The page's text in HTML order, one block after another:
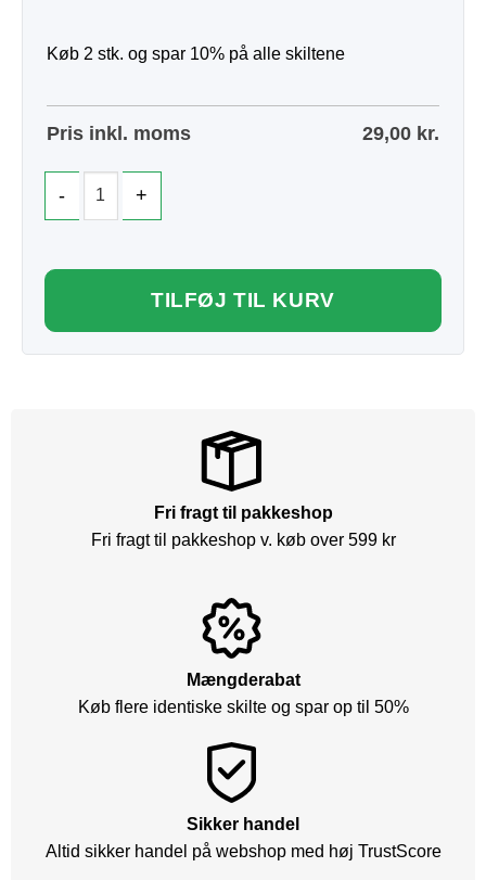
Køb 2 stk. og spar 10% på alle skiltene
Pris inkl. moms 29,00 kr.
TILFØJ TIL KURV
Fri fragt til pakkeshop
Fri fragt til pakkeshop v. køb over 599 kr
Mængderabat
Køb flere identiske skilte og spar op til 50%
Sikker handel
Altid sikker handel på webshop med høj TrustScore